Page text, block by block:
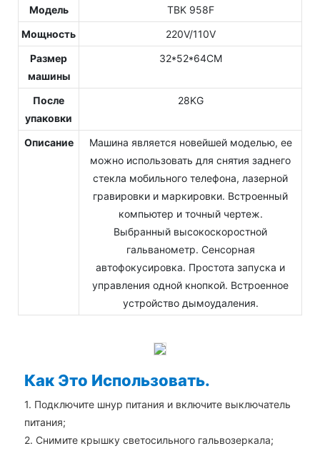
Модель
TBK 958F
Мощность
220V/110V
Размер
машины
32*52*64CM
После
упаковки
28KG
Описание
Машина является новейшей моделью, ее
можно использовать для снятия заднего
стекла мобильного телефона, лазерной
гравировки и маркировки. Встроенный
компьютер и точный чертеж.
Выбранный высокоскоростной
гальванометр. Сенсорная
автофокусировка. Простота запуска и
управления одной кнопкой. Встроенное
устройство дымоудаления.
Как Это Использовать.
1. Подключите шнур питания и включите выключатель
питания;
2. Снимите крышку светосильного гальвозеркала;